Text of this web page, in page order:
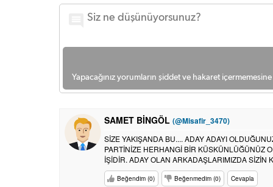
Yapacağınız yorumların şiddet ve hakaret
SAMET BİNGÖL (@Misafir_3470)
SİZE YAKIŞANDA BU.... ADAY ADAYI
PARTİNİZE HERHANGİ BİR KÜSKÜNLÜĞÜNÜZ
İŞİDİR. ADAY OLAN ARKADAŞLARIMIZDA
Beğendim (0) Beğenmedim (0) Cevapla